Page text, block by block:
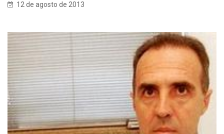
12 de agosto de 2013